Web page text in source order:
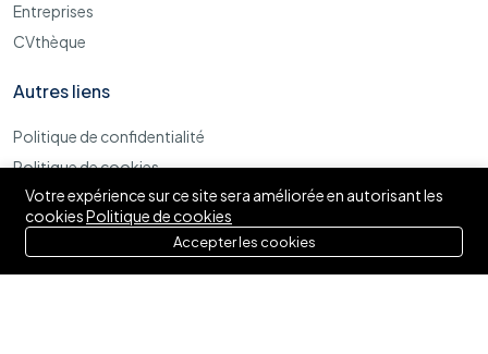
Entreprises
CVthèque
Autres liens
Politique de confidentialité
Politique de cookies
Termes et conditions d'utilisations
Votre expérience sur ce site sera améliorée en autorisant les
cookiesPolitique de cookies
Accepter les cookies